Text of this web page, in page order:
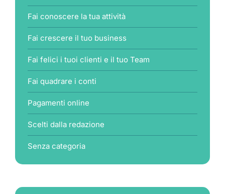
Fai conoscere la tua attività
Fai crescere il tuo business
Fai felici i tuoi clienti e il tuo Team
Fai quadrare i conti
Pagamenti online
Scelti dalla redazione
Senza categoria